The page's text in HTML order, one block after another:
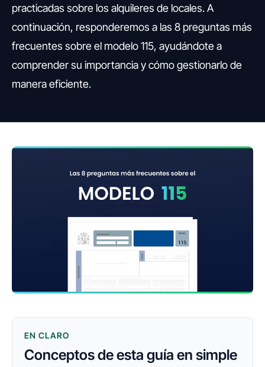
practicadas sobre los alquileres de locales. A
continuación, responderemos a las 8 preguntas más
frecuentes sobre el modelo 115, ayudándote a
comprender su importancia y cómo gestionarlo de
manera eficiente.
EN CLARO
Conceptos de esta guía en simple